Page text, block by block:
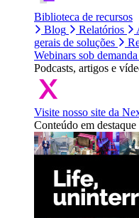
Biblioteca de recursos
Blog
Relatórios
gerais de soluções
Webinars sob demanda
Podcasts, artigos e
Visite nosso site da
Conteúdo em destaque